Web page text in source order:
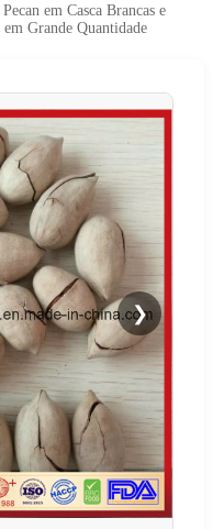
em Casca Brancas e
Grande Quantidade
❯